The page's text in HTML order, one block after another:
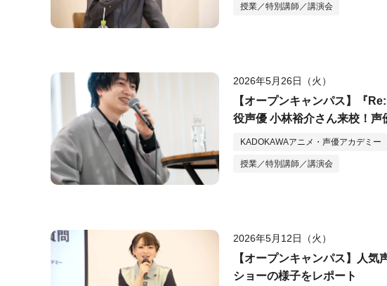
授業／特別講師／講演会
2026年5月26日（火）
【オープンキャンパス】『
役声優 小林裕介さん来校！声
KADOKAWAアニメ・声優アカデミー
授業／特別講師／講演会
2026年5月12日（火）
【オープンキャンパス】人
ショーの様子をレポート